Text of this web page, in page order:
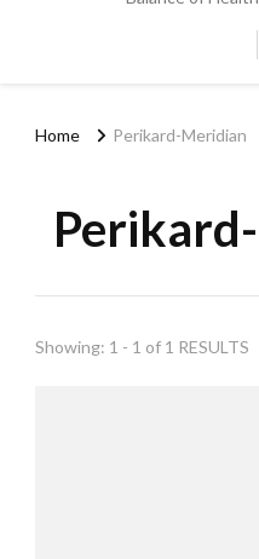
Home Perikard-Meridian
Showing: 1 - 1 of 1 RESULTS